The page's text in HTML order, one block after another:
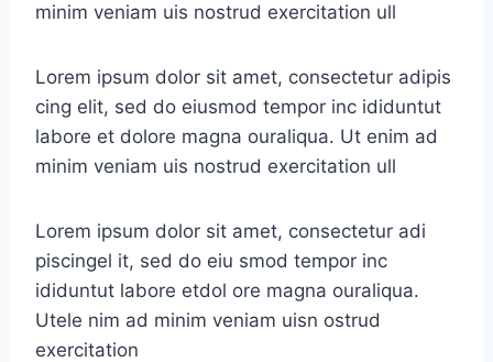
minim veniam uis nostrud exercitation ull
Lorem ipsum dolor sit amet, consectetur adipis
cing elit, sed do eiusmod tempor inc ididuntut
labore et dolore magna ouraliqua. Ut enim ad
minim veniam uis nostrud exercitation ull
Lorem ipsum dolor sit amet, consectetur adi
piscingel it, sed do eiu smod tempor inc
ididuntut labore etdol ore magna ouraliqua.
Utele nim ad minim veniam uisn ostrud
exercitation